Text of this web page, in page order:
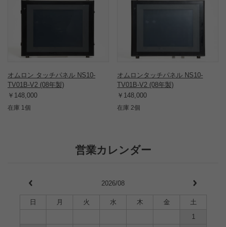
オムロン タッチパネル NS10-
TV01B-V2 (08年製)
￥148,000
在庫 1個
オムロンタッチパネル NS10-
TV01B-V2 (08年製)
￥148,000
在庫 2個
営業カレンダー
2026/08
日 月 火 水 木 金
土
1